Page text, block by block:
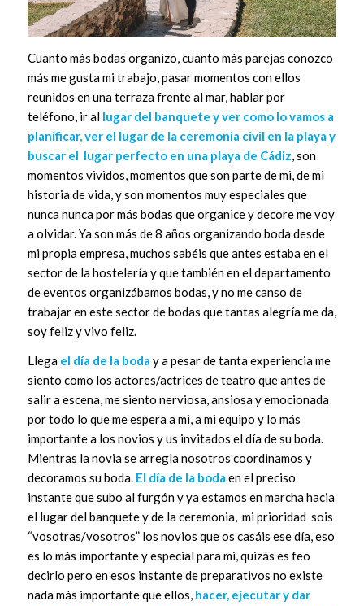
Cuanto más bodas organizo, cuanto más parejas conozco
más me gusta mi trabajo, pasar momentos con ellos
reunidos en una terraza frente al mar, hablar por
teléfono, ir al lugar del banquete y ver como lo vamos a
planificar, ver el lugar de la ceremonia civil en la playa y
buscar el lugar perfecto en una playa de Cádiz, son
momentos vividos, momentos que son parte de mi, de mi
historia de vida, y son momentos muy especiales que
nunca nunca por más bodas que organice y decore me voy
a olvidar. Ya son más de 8 años organizando boda desde
mi propia empresa, muchos sabéis que antes estaba en el
sector de la hostelería y que también en el departamento
de eventos organizábamos bodas, y no me canso de
trabajar en este sector de bodas que tantas alegría me da,
soy feliz y vivo feliz.
Llega el día de la boda y a pesar de tanta experiencia me
siento como los actores/actrices de teatro que antes de
salir a escena, me siento nerviosa, ansiosa y emocionada
por todo lo que me espera a mi, a mi equipo y lo más
importante a los novios y us invitados el día de su boda.
Mientras la novia se arregla nosotros coordinamos y
decoramos su boda. El día de la boda en el preciso
instante que subo al furgón y ya estamos en marcha hacia
el lugar del banquete y de la ceremonia, mi prioridad sois
“vosotras/vosotros” los novios que os casáis ese día, eso
es lo más importante y especial para mi, quizás es feo
decirlo pero en esos instante de preparativos no existe
nada más importante que ellos, hacer, ejecutar y dar